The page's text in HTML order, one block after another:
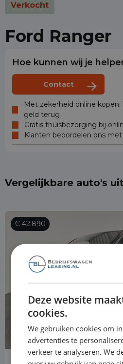
Verkocht
Ford Ranger
Hoe kunnen wij je
Contact
Met zekerheid online
geld terug
Gratis thuisbezorging bij
Klanten beoordelen ons
Vergelijkbare auto's
€ 42.890
Deze website
cookies.
We gebruiken cookies om
advertenties te
verkeer te analyseren. We